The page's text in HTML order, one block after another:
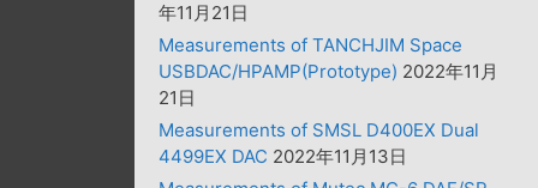
年11月21日
Measurements of TANCHJIM Space
USBDAC/HPAMP(Prototype) 2022年11月
21日
Measurements of SMSL D400EX Dual
4499EX DAC 2022年11月13日